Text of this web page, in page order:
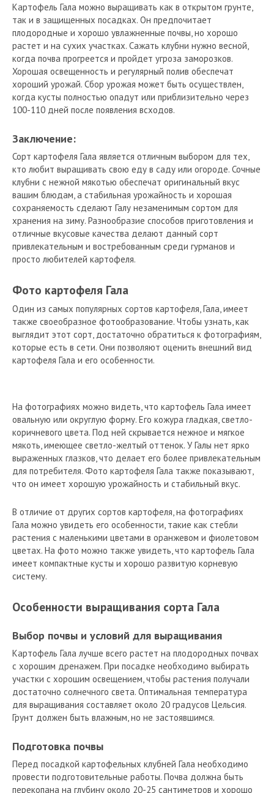
Картофель Гала можно выращивать как в открытом грунте,
так и в защищенных посадках. Он предпочитает
плодородные и хорошо увлажненные почвы, но хорошо
растет и на сухих участках. Сажать клубни нужно весной,
когда почва прогреется и пройдет угроза заморозков.
Хорошая освещенность и регулярный полив обеспечат
хороший урожай. Сбор урожая может быть осуществлен,
когда кусты полностью опадут или приблизительно через
100-110 дней после появления всходов.
Заключение:
Сорт картофеля Гала является отличным выбором для тех,
кто любит выращивать свою еду в саду или огороде. Сочные
клубни с нежной мякотью обеспечат оригинальный вкус
вашим блюдам, а стабильная урожайность и хорошая
сохраняемость сделают Галу незаменимым сортом для
хранения на зиму. Разнообразие способов приготовления и
отличные вкусовые качества делают данный сорт
привлекательным и востребованным среди гурманов и
просто любителей картофеля.
Фото картофеля Гала
Один из самых популярных сортов картофеля, Гала, имеет
также своеобразное фотообразование. Чтобы узнать, как
выглядит этот сорт, достаточно обратиться к фотографиям,
которые есть в сети. Они позволяют оценить внешний вид
картофеля Гала и его особенности.
На фотографиях можно видеть, что картофель Гала имеет
овальную или округлую форму. Его кожура гладкая, светло-
коричневого цвета. Под ней скрывается нежное и мягкое
мякоть, имеющее светло-желтый оттенок. У Галы нет ярко
выраженных глазков, что делает его более привлекательным
для потребителя. Фото картофеля Гала также показывают,
что он имеет хорошую урожайность и стабильный вкус.
В отличие от других сортов картофеля, на фотографиях
Гала можно увидеть его особенности, такие как стебли
растения с маленькими цветами в оранжевом и фиолетовом
цветах. На фото можно также увидеть, что картофель Гала
имеет компактные кусты и хорошо развитую корневую
систему.
Особенности выращивания сорта Гала
Выбор почвы и условий для выращивания
Картофель Гала лучше всего растет на плодородных почвах
с хорошим дренажем. При посадке необходимо выбирать
участки с хорошим освещением, чтобы растения получали
достаточно солнечного света. Оптимальная температура
для выращивания составляет около 20 градусов Цельсия.
Грунт должен быть влажным, но не застоявшимся.
Подготовка почвы
Перед посадкой картофельных клубней Гала необходимо
провести подготовительные работы. Почва должна быть
перекопана на глубину около 20-25 сантиметров и хорошо